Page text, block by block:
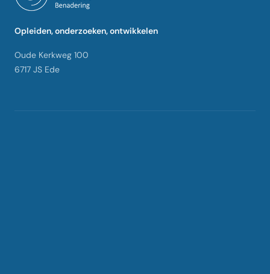
Opleiden, onderzoeken, ontwikkelen
Oude Kerkweg 100
6717 JS Ede